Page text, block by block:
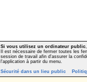
Si vous utilisez un ordinateur public,
Il est nécessaire de fermer toutes les
session de travail afin d'assurer la
l'application à partir du menu.
Sécurité dans un lieu public